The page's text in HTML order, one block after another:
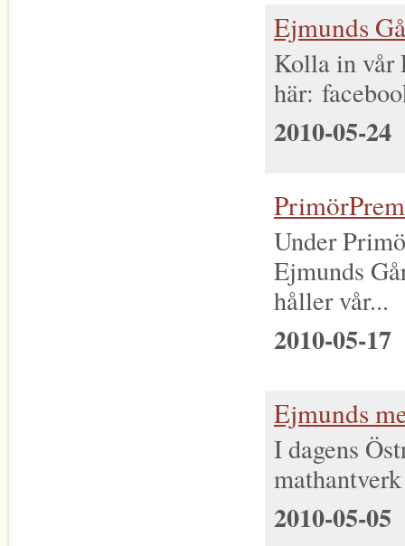
Ejmunds
Kolla in vår
här:
2010-05-24
Under
Ejmunds
håller vår...
2010-05-17
Ejmunds
I dagens
2010-05-05